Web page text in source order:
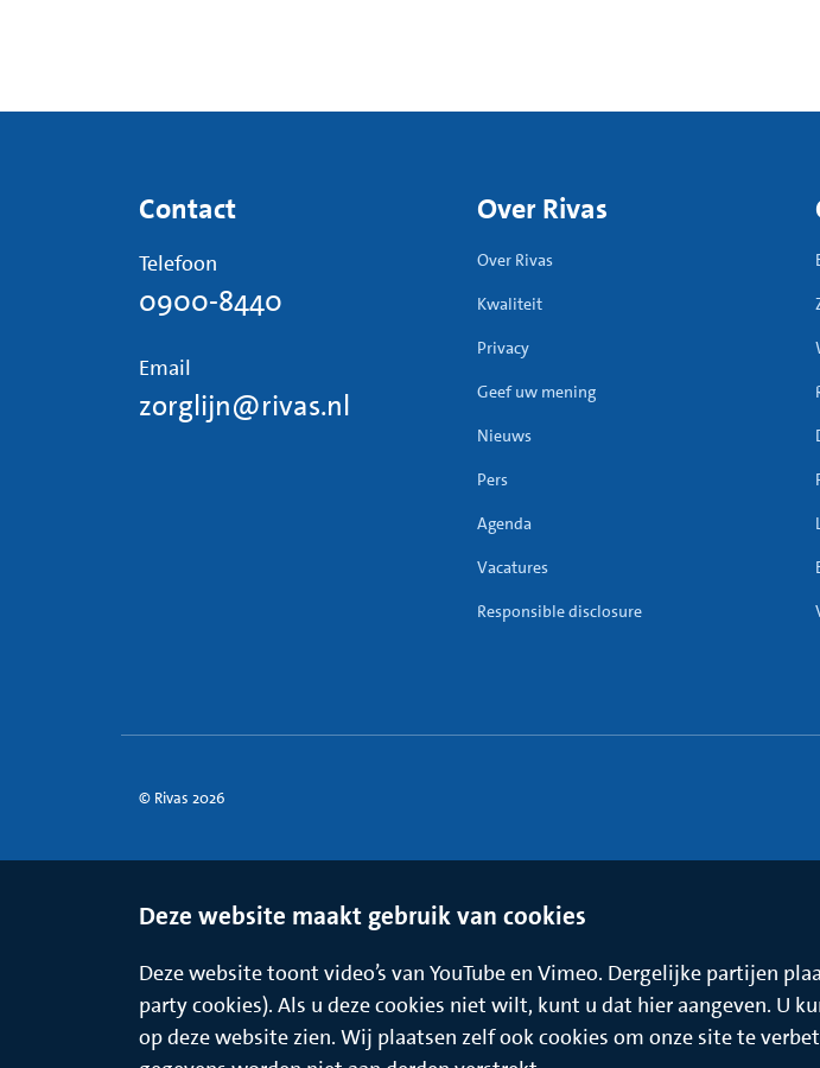
Contact
Telefoon
0900-8440
Email
zorglijn@rivas.nl
Over Rivas
Over Rivas
Kwaliteit
Privacy
Geef uw mening
Nieuws
Pers
Agenda
Vacatures
Responsible disclosure
© Rivas 2026
Deze website maakt gebruik van cookies
Deze website toont video’s van YouTube en Vimeo. Dergelijke partijen
party cookies). Als u deze cookies niet wilt, kunt u dat hier aangeven. U
op deze website zien. Wij plaatsen zelf ook cookies om onze site te